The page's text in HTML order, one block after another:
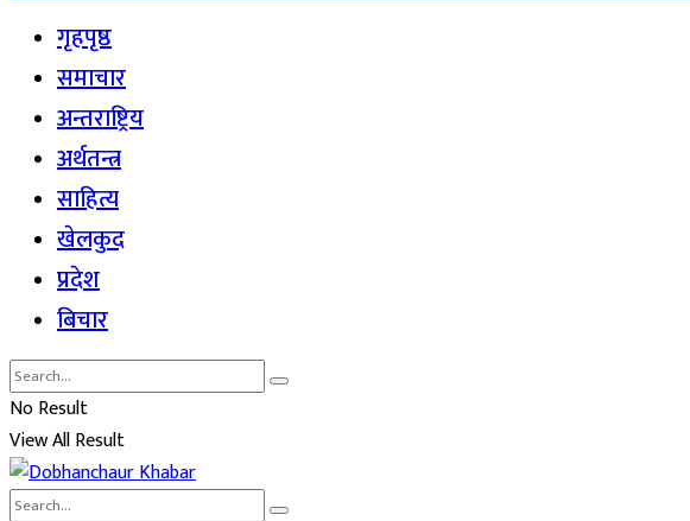
गृहपृष्ठ
समाचार
अन्तराष्ट्रिय
अर्थतन्त्र
साहित्य
खेलकुद
प्रदेश
बिचार
No Result
View All Result